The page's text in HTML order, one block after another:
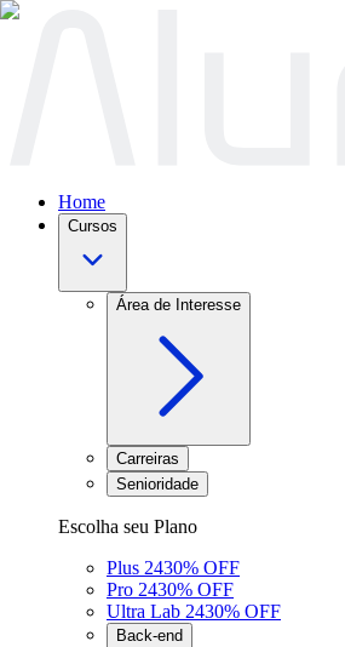
Home
Cursos
Área de Interesse
Carreiras
Senioridade
Escolha seu Plano
Plus 2430% OFF
Pro 2430% OFF
Ultra Lab 2430% OFF
Back-end